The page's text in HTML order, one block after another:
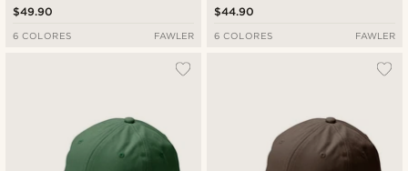
$49.90
6 COLORES FAWLER
$44.90
6 COLORES FAWLER